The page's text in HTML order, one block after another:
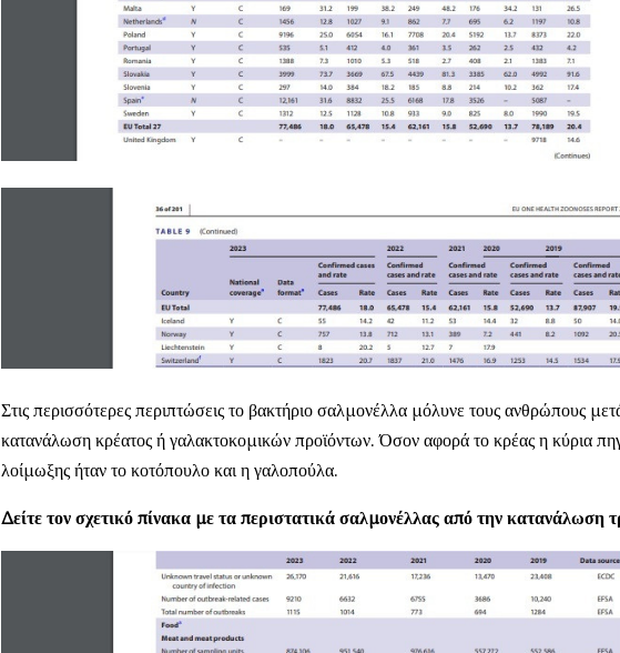
Στις περισσότερες περιπτώσεις το βακτήριο σαλμονέλλα μόλυνε τους ανθρώπους
κατανάλωση κρέατος ή γαλακτοκομικών προϊόντων. Όσον αφορά το κρέας η κύρια
λοίμωξης ήταν το κοτόπουλο και η γαλοπούλα.
Δείτε τον σχετικό πίνακα με τα περιστατικά σαλμονέλλας από την κατανάλωση